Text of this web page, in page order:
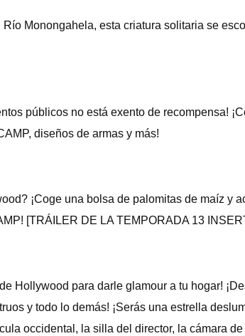
Monongahela, esta criatura solitaria se
públicos no está exento de recompensa!
diseños de armas y más!
¡Coge una bolsa de palomitas de maíz y
[TRÁILER DE LA TEMPORADA 13
Hollywood para darle glamour a tu hogar!
y todo lo demás! ¡Serás una estrella
occidental, la silla del director, la cámara